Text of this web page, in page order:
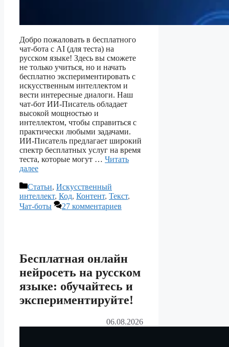
Добро пожаловать в бесплатного
чат-бота с AI (для теста) на
русском языке! Здесь вы сможете
не только учиться, но и начать
бесплатно экспериментировать с
искусственным интеллектом и
вести интересные диалоги. Наш
чат-бот ИИ-Писатель обладает
высокой мощностью и
интеллектом, чтобы справиться с
практически любыми задачами.
ИИ-Писатель предлагает широкий
спектр бесплатных услуг на время
теста, которые могут … Читать
далее
Рубрики
Статьи, Искусственный
интеллект, Код, Контент, Текст,
Чат-боты
27 комментариев
Бесплатная онлайн
нейросеть на русском
языке: обучайтесь и
экспериментируйте!
06.08.2026